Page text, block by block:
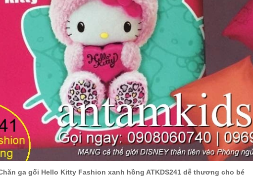
ga gối Hello Kitty Fashion xanh hồng ATKDS241 dễ thương cho bé